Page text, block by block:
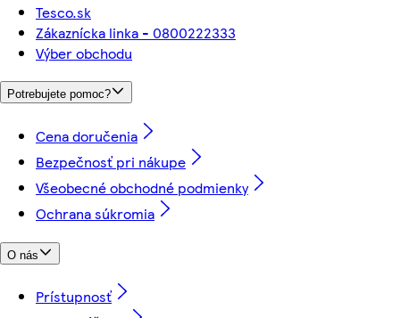
Tesco.sk
Zákaznícka linka - 0800222333
Výber obchodu
Potrebujete pomoc?
Cena doručenia
Bezpečnosť pri nákupe
Všeobecné obchodné podmienky
Ochrana súkromia
O nás
Prístupnosť